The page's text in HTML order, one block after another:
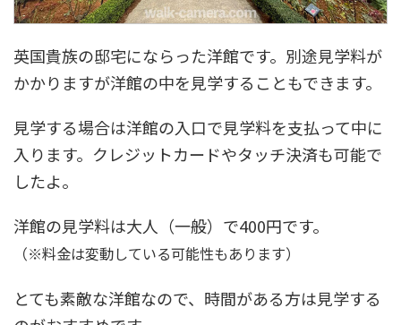
英国貴族の邸宅にならった洋館です。別途見学料が
かかりますが洋館の中を見学することもできます。
見学する場合は洋館の入口で見学料を支払って中に
入ります。クレジットカードやタッチ決済も可能で
したよ。
洋館の見学料は大人（一般）で400円です。
（※料金は変動している可能性もあります）
とても素敵な洋館なので、時間がある方は見学する